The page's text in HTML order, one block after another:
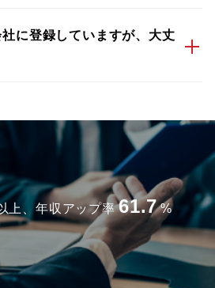
に登録していますが、大丈
上、年収アップ率 61.7 %